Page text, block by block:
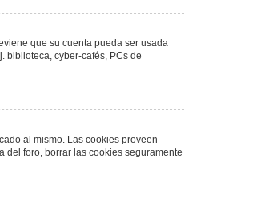
que su cuenta pueda ser usada
biblioteca, cyber-cafés, PCs de
al mismo. Las cookies proveen
foro, borrar las cookies seguramente